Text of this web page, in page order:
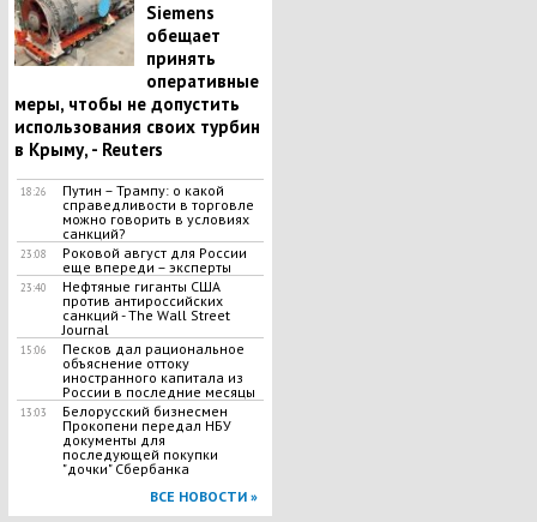
Siemens
обещает
принять
оперативные
меры, чтобы не допустить
использования своих турбин
в Крыму, - Reuters
18:26
Путин – Трампу: о какой
справедливости в торговле
можно говорить в условиях
санкций?
23:08
Роковой август для России
еще впереди – эксперты
23:40
Нефтяные гиганты США
против антироссийских
санкций - The Wall Street
Journal
15:06
Песков дал рациональное
объяснение оттоку
иностранного капитала из
России в последние месяцы
13:03
Белорусский бизнесмен
Прокопени передал НБУ
документы для
последующей покупки
"дочки" Сбербанка
ВСЕ НОВОСТИ »